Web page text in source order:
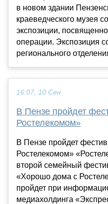
в новом здании
краеведческого музея
экспозиции,
операции. Экспозиция
регионального
16:07, 10 Сен
В Пензе пройдет
Ростелекомом»
В Пензе пройдет
Ростелекомом»
второй семейный
«Хорошо дома с
пройдет при
медиахолдинга